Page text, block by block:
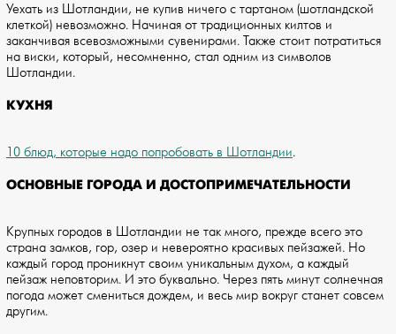
Уехать из Шотландии, не купив ничего с тартаном (шотландской
клеткой) невозможно. Начиная от традиционных килтов и
заканчивая всевозможными сувенирами. Также стоит потратиться
на виски, который, несомненно, стал одним из символов
Шотландии.
КУХНЯ
10 блюд, которые надо попробовать в Шотландии.
ОСНОВНЫЕ ГОРОДА И ДОСТОПРИМЕЧАТЕЛЬНОСТИ
Крупных городов в Шотландии не так много, прежде всего это
страна замков, гор, озер и невероятно красивых пейзажей. Но
каждый город проникнут своим уникальным духом, а каждый
пейзаж неповторим. И это буквально. Через пять минут солнечная
погода может смениться дождем, и весь мир вокруг станет совсем
другим.